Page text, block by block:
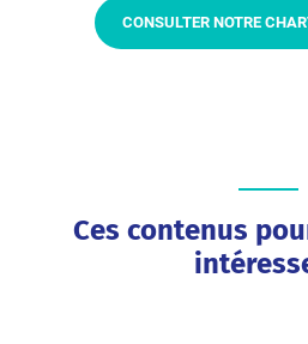
CONSULTER NOTRE
Ces contenus